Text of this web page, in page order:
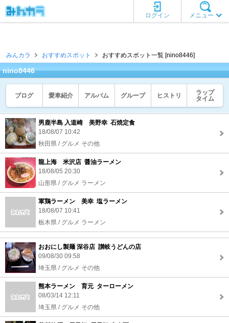
メニュー
ログイン
みんカラ おすすめスポット おすすめスポット一覧 [nino8446]
nino8446
ブログ 愛車紹介 アルバム グループ ヒストリ
ラップ
タイム
男鹿半島 入道崎 美野幸 石焼定食
18/08/07 10:42
秋田県 / グルメ その他
龍上海 米沢店 醤油ラーメン
18/08/05 20:30
山形県 / グルメ ラーメン
軍鶏ラーメン 美幸 塩ラーメン
18/08/07 10:41
栃木県 / グルメ ラーメン
おおにし製麺 深谷店 讃岐うどんの店
09/08/30 09:58
埼玉県 / グルメ その他
熊本ラーメン 育元 ターローメン
08/03/14 12:11
埼玉県 / グルメ その他